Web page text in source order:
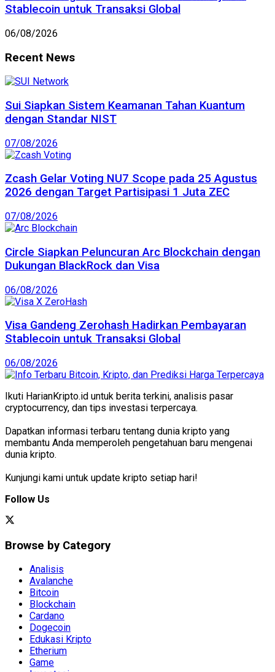
Stablecoin untuk Transaksi Global
06/08/2026
Recent News
Sui Siapkan Sistem Keamanan Tahan Kuantum
dengan Standar NIST
07/08/2026
Zcash Gelar Voting NU7 Scope pada 25 Agustus
2026 dengan Target Partisipasi 1 Juta ZEC
07/08/2026
Circle Siapkan Peluncuran Arc Blockchain dengan
Dukungan BlackRock dan Visa
06/08/2026
Visa Gandeng Zerohash Hadirkan Pembayaran
Stablecoin untuk Transaksi Global
06/08/2026
Ikuti HarianKripto.id untuk berita terkini, analisis pasar
cryptocurrency, dan tips investasi terpercaya.
Dapatkan informasi terbaru tentang dunia kripto yang
membantu Anda memperoleh pengetahuan baru mengenai
dunia kripto.
Kunjungi kami untuk update kripto setiap hari!
Follow Us
Browse by Category
Analisis
Avalanche
Bitcoin
Blockchain
Cardano
Dogecoin
Edukasi Kripto
Etherium
Game